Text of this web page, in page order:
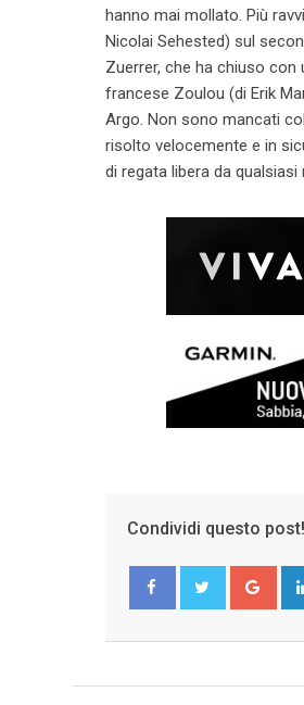
hanno mai mollato. Più
Nicolai Sehested) sul
Zuerrer, che ha chiuso
francese Zoulou (di Erik
Argo. Non sono mancati
risolto velocemente e in
di regata libera da
Condividi questo post!